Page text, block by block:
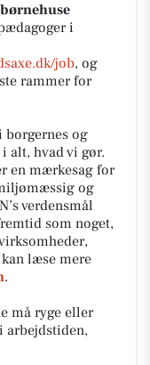
i
job, og
rammer for
borgernes og
alt, hvad vi gør.
en mærkesag for
og
verdensmål
som noget,
læse mere
.
må ryge eller
arbejdstiden,